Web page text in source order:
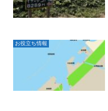
お役立ち情報